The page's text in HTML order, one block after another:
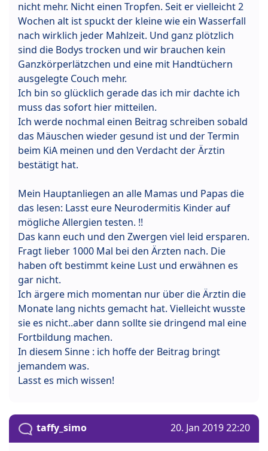
nicht mehr. Nicht einen Tropfen. Seit er vielleicht 2
Wochen alt ist spuckt der kleine wie ein Wasserfall
nach wirklich jeder Mahlzeit. Und ganz plötzlich
sind die Bodys trocken und wir brauchen kein
Ganzkörperlätzchen und eine mit Handtüchern
ausgelegte Couch mehr.
Ich bin so glücklich gerade das ich mir dachte ich
muss das sofort hier mitteilen.
Ich werde nochmal einen Beitrag schreiben sobald
das Mäuschen wieder gesund ist und der Termin
beim KiA meinen und den Verdacht der Ärztin
bestätigt hat.
Mein Hauptanliegen an alle Mamas und Papas die
das lesen: Lasst eure Neurodermitis Kinder auf
mögliche Allergien testen. !!
Das kann euch und den Zwergen viel leid ersparen.
Fragt lieber 1000 Mal bei den Ärzten nach. Die
haben oft bestimmt keine Lust und erwähnen es
gar nicht.
Ich ärgere mich momentan nur über die Ärztin die
Monate lang nichts gemacht hat. Vielleicht wusste
sie es nicht..aber dann sollte sie dringend mal eine
Fortbildung machen.
In diesem Sinne : ich hoffe der Beitrag bringt
jemandem was.
Lasst es mich wissen!
taffy_simo 20. Jan 2019 22:20